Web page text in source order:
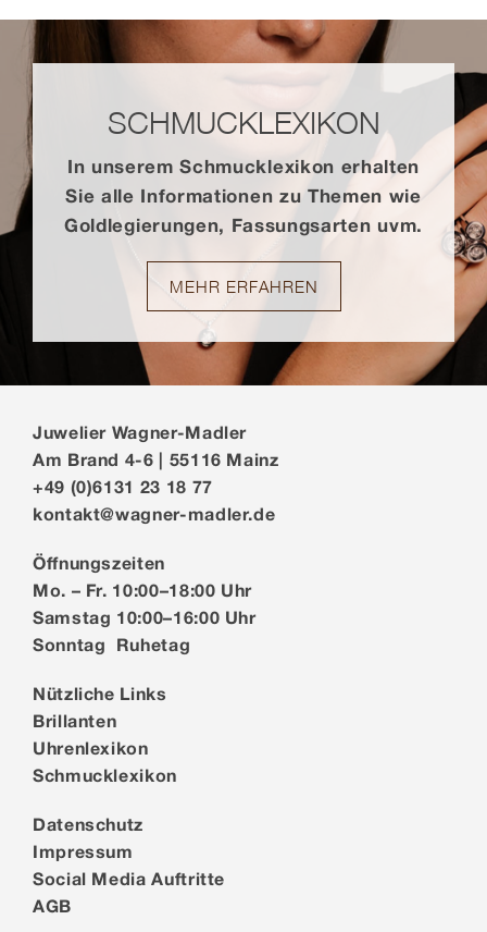
SCHMUCK­LEXIKON
In unserem Schmuck­lexikon erhalten
Sie alle Infor­mationen zu Themen wie
Gold­legierungen, Fassungs­arten uvm.
MEHR ERFAHREN
Juwelier Wagner-Madler
Am Brand 4-6 | 55116 Mainz
+49 (0)6131 23 18 77
kontakt@wagner-madler.de
Öffnungszeiten
Mo. – Fr. 10:00–18:00 Uhr
Samstag 10:00–16:00 Uhr
Sonntag Ruhetag
Nützliche Links
Brillanten
Uhrenlexikon
Schmucklexikon
Datenschutz
Impressum
Social Media Auftritte
AGB